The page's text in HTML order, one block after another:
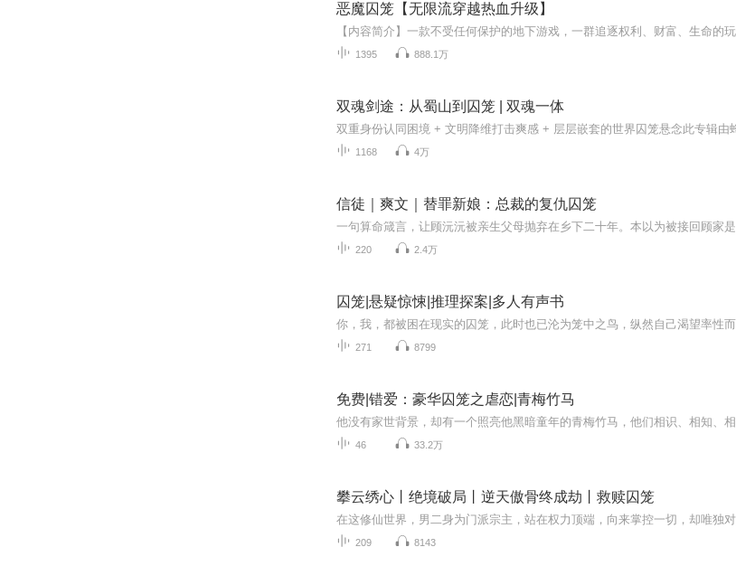
恶魔囚笼【无限流穿越热血升级】
1395 888.1万
双魂剑途：从蜀山到囚笼 | 双魂一体
双重身份认同困境 + 文明降维打击爽感 + 层层嵌套的世界囚笼悬念此专辑由
1168 4万
信徒｜爽文｜替罪新娘：总裁的复仇囚笼
220 2.4万
囚笼|悬疑惊悚|推理探案|多人有声书
271 8799
免费|错爱：豪华囚笼之虐恋|青梅竹马
46 33.2万
攀云绣心丨绝境破局丨逆天傲骨终成劫丨救赎囚笼
209 8143